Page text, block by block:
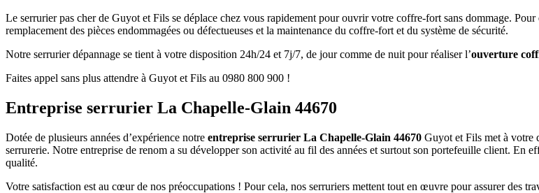
Le serrurier pas cher de Guyot et Fils se déplace chez vous rapidement pour ouvrir votre coffre-fort sans dommage.
remplacement des pièces endommagées ou défectueuses et la maintenance du coffre-fort et du système de sécurité.
Notre serrurier dépannage se tient à votre disposition 24h/24 et 7j/7, de jour comme de nuit pour réaliser l’ouverture
Faites appel sans plus attendre à Guyot et Fils au 0980 800 900 !
Entreprise serrurier La Chapelle-Glain 44670
Dotée de plusieurs années d’expérience notre entreprise serrurier La Chapelle-Glain 44670 Guyot et Fils met à votre
serrurerie. Notre entreprise de renom a su développer son activité au fil des années et surtout son portefeuille client. En
qualité.
Votre satisfaction est au cœur de nos préoccupations ! Pour cela, nos serruriers mettent tout en œuvre pour assurer des